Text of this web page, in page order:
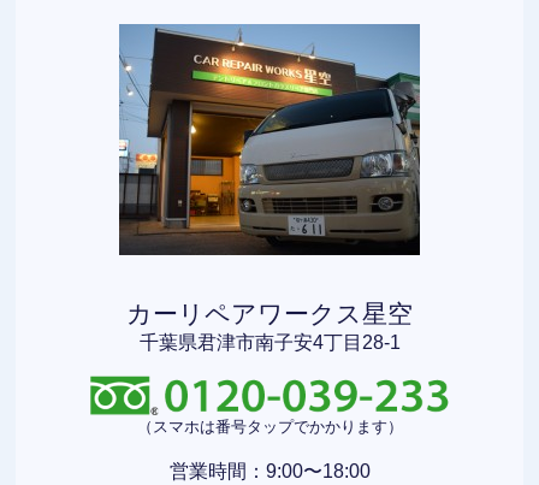
カーリペアワークス星空
千葉県君津市南子安4丁目28-1
（スマホは番号タップでかかります）
営業時間：9:00〜18:00